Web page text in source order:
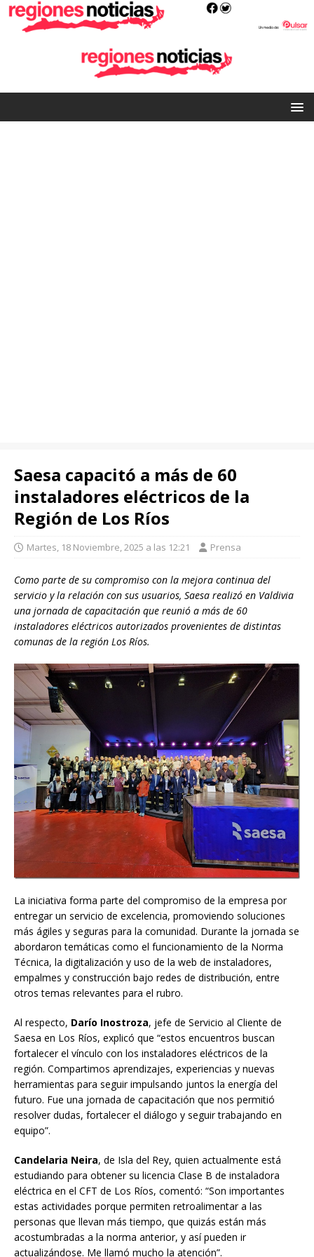
Saesa capacitó a más de 60
instaladores eléctricos de la
Región de Los Ríos
Martes, 18 Noviembre, 2025 a las 12:21 Prensa
Como parte de su compromiso con la mejora continua del
servicio y la relación con sus usuarios, Saesa realizó en Valdivia
una jornada de capacitación que reunió a más de 60
instaladores eléctricos autorizados provenientes de distintas
comunas de la región Los Ríos.
La iniciativa forma parte del compromiso de la empresa por
entregar un servicio de excelencia, promoviendo soluciones
más ágiles y seguras para la comunidad. Durante la jornada se
abordaron temáticas como el funcionamiento de la Norma
Técnica, la digitalización y uso de la web de instaladores,
empalmes y construcción bajo redes de distribución, entre
otros temas relevantes para el rubro.
Al respecto, Darío Inostroza, jefe de Servicio al Cliente de
Saesa en Los Ríos, explicó que “estos encuentros buscan
fortalecer el vínculo con los instaladores eléctricos de la
región. Compartimos aprendizajes, experiencias y nuevas
herramientas para seguir impulsando juntos la energía del
futuro. Fue una jornada de capacitación que nos permitió
resolver dudas, fortalecer el diálogo y seguir trabajando en
equipo”.
Candelaria Neira, de Isla del Rey, quien actualmente está
estudiando para obtener su licencia Clase B de instaladora
eléctrica en el CFT de Los Ríos, comentó: “Son importantes
estas actividades porque permiten retroalimentar a las
personas que llevan más tiempo, que quizás están más
acostumbradas a la norma anterior, y así pueden ir
actualizándose. Me llamó mucho la atención”.